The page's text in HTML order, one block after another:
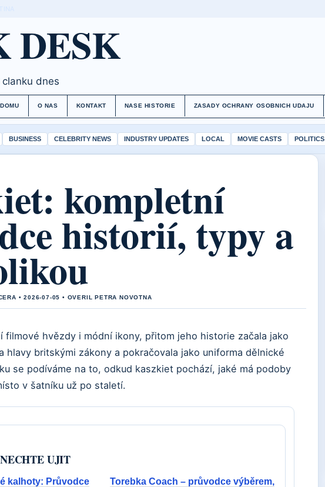
DESK
clanku dnes
DOMU O NAS KONTAKT NASE HISTORIE ZASADY OCHRANY OSOBNICH UDAJU
BUSINESS CELEBRITY NEWS INDUSTRY UPDATES LOCAL MOVIE CASTS POLITICS
kompletní
historií, typy a
• 2026-07-05 • OVERIL PETRA NOVOTNA
filmové hvězdy i módní ikony, přitom jeho historie začala jako
hlavy britskými zákony a pokračovala jako uniforma dělnické
se podíváme na to, odkud kaszkiet pochází, jaké má podoby
v šatníku už po staletí.
UJIT
kalhoty: Průvodce
Torebka Coach – průvodce výběrem,